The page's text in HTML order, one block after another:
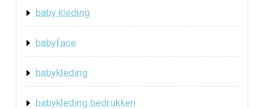
baby kleding
babyface
babykleding
babykleding bedrukken